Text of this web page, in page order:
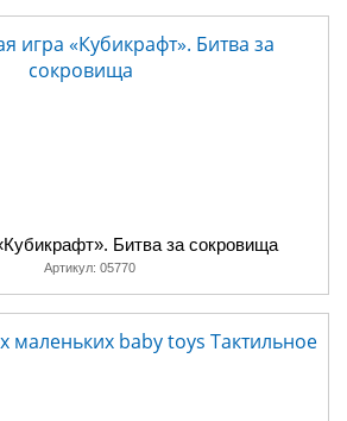
Битва за сокровища
Артикул: 05770